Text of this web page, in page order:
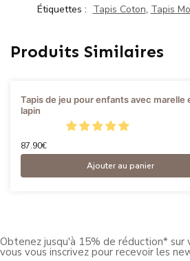
Étiquettes : Tapis Coton, Tapis
Produits Similaires
Tapis de jeu pour enfants avec marelle
lapin
87.90€
Ajouter au panier
Obtenez jusqu'à 15% de réduction*
vous vous inscrivez pour recevoir les